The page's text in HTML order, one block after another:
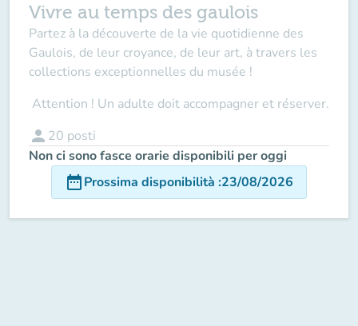
Vivre au temps des gaulois
Partez à la découverte de la vie quotidienne des
Gaulois, de leur croyance, de leur art, à travers les
collections exceptionnelles du musée !
Attention ! Un adulte doit accompagner et réserver.
person 20 posti
Non ci sono fasce orarie disponibili per oggi
date_rangeProssima disponibilità :23/08/2026